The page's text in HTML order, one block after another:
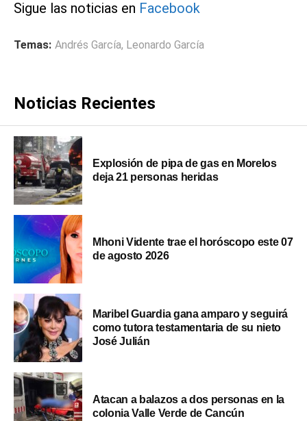
Sigue las noticias en Facebook
Temas: Andrés García, Leonardo García
Noticias Recientes
Explosión de pipa de gas en Morelos
deja 21 personas heridas
Mhoni Vidente trae el horóscopo este 07
de agosto 2026
Maribel Guardia gana amparo y seguirá
como tutora testamentaria de su nieto
José Julián
Atacan a balazos a dos personas en la
colonia Valle Verde de Cancún